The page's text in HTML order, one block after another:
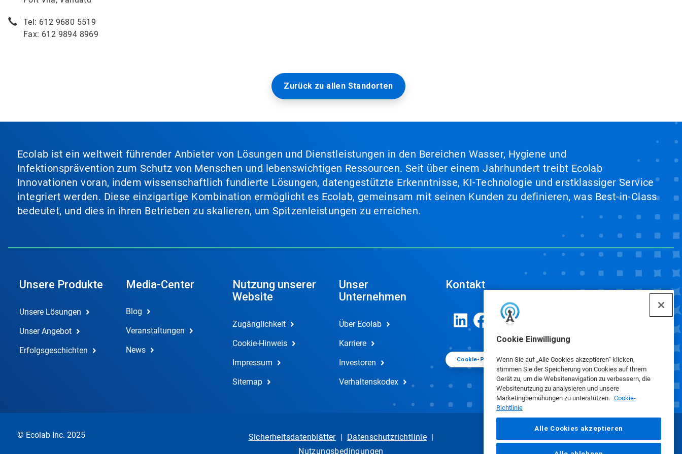
Cookie Einwilligung
Wenn Sie auf „Alle Cookies akzeptieren“ klicken,
stimmen Sie der Speicherung von Cookies auf Ihrem
Gerät zu, um die Websitenavigation zu verbessern, die
Websitenutzung zu analysieren und unsere
Marketingbemühungen zu unterstützen. Cookie-
Richtlinie
Alle Cookies akzeptieren
Tel: 612 9680 5519
Fax: 612 9894 8969
Zurück zu allen Standorten
Ecolab ist ein weltweit führender Anbieter von Lösungen und Dienstleistungen in den Bereichen Wasser, Hygiene und
Infektionsprävention zum Schutz von Menschen und lebenswichtigen Ressourcen. Seit über einem Jahrhundert treibt Ecolab
Innovationen voran, indem wissenschaftlich fundierte Lösungen, datengestützte Erkenntnisse, KI-Technologie und erstklassiger Service
integriert werden. Diese einzigartige Kombination ermöglicht es Ecolab, gemeinsam mit seinen Kunden zu definieren, was Best-in-Class
bedeutet, und dies in ihren Betrieben zu skalieren, um Spitzenleistungen zu erreichen.
Unsere Produkte
Unsere Lösungen
Unser Angebot
Erfolgsgeschichten
Media-Center
Blog
Veranstaltungen
News
Nutzung unserer
Website
Zugänglichkeit
Cookie-Hinweis
Impressum
Sitemap
Unser
Unternehmen
Über Ecolab
Karriere
Investoren
Verhaltenskodex
Kontakt
Cookie-Präferenzen
© Ecolab Inc. 2025 Sicherheitsdatenblätter| Datenschutzrichtlinie |
Nutzungsbedingungen